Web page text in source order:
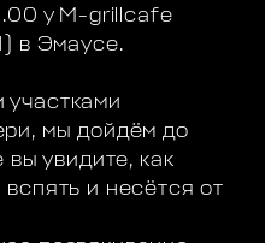
у M-grillcafe
в Эмаусе.
мы дойдём до
вы увидите, как
и несётся от